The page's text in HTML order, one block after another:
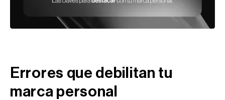
Errores que debilitan tu
marca personal